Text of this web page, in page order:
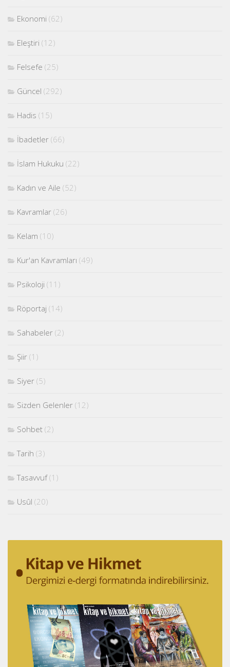
Ekonomi (62)
Eleştiri (12)
Felsefe (25)
Güncel (292)
Hadis (15)
İbadetler (66)
İslam Hukuku (22)
Kadın ve Aile (52)
Kavramlar (26)
Kelam (10)
Kur'an Kavramları (49)
Psikoloji (11)
Röportaj (14)
Sahabeler (2)
Şiir (1)
Siyer (5)
Sizden Gelenler (12)
Sohbet (2)
Tarih (3)
Tasavvuf(1)
Usûl (20)